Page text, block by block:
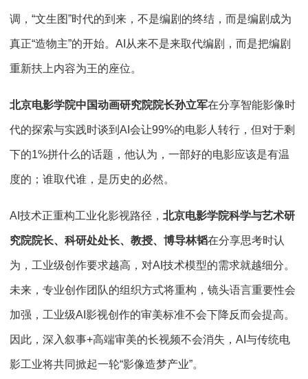
调，“文生图”时代的到来，不是编剧的终结，而是编剧成为
真正“造物主”的开始。AI从来不是来取代编剧，而是把编剧
重新扶上内容为王的座位。
北京电影学院中国动画研究院院长孙立军在分享智能影像时
代的探索与实践时谈到AI会让99%的电影人转行，但对于剩
下的1%拼什么的话题，他认为，一部好的电影应该是有温
度的；谁取代谁，是历史的必然。
AI技术正重构工业化影视路径， 北京电影学院科学与艺术研
究院院长、科研处处长、教授、博导林韬在分享思考时认
为，工业级创作要求越高，对AI技术模型的需求就越细分。
未来，专业创作团队的组织方式将重构，镜头语言重要性会
加强，工业级AI影视创作的审美标准不会下降反而会提高。
因此，深入叙事+高端审美的长视频不会消失，AI与传统电
影工业将共同掀起一轮“影像造梦产业”。